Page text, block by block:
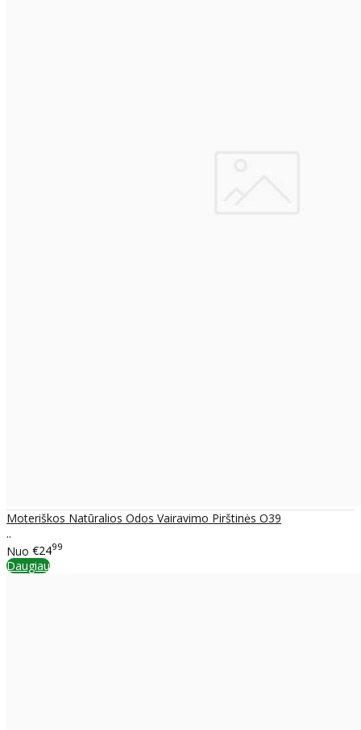
Moteriškos Natūralios Odos Vairavimo Pirštinės O39
..
Nuo €2499
Daugiau